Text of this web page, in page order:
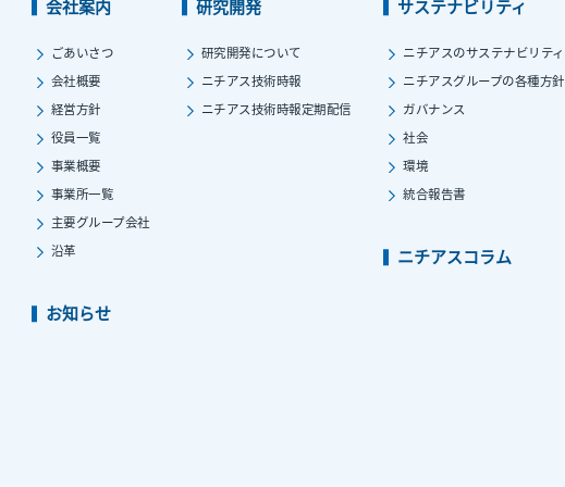
会社案内
ごあいさつ
会社概要
経営方針
役員一覧
事業概要
事業所一覧
主要グループ会社
沿革
お知らせ
研究開発
研究開発について
ニチアス技術時報
ニチアス技術時報定期配信
サステナビリティ
ニチアスのサステナビリティ
ニチアスグループの各種方針
ガバナンス
社会
環境
統合報告書
ニチアスコラム